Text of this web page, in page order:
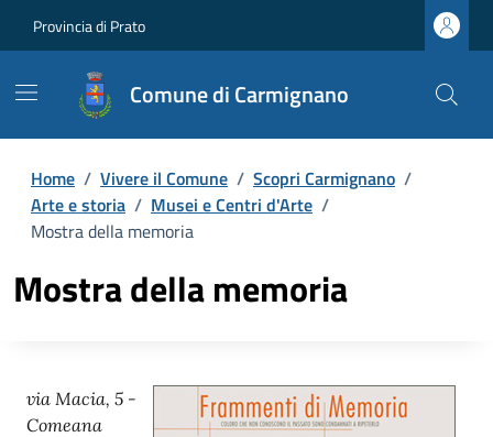
Provincia di Prato
Comune di Carmignano
Home / Vivere il Comune / Scopri Carmignano /
Arte e storia / Musei e Centri d'Arte /
Mostra della memoria
Mostra della memoria
via Macia, 5 -
Comeana